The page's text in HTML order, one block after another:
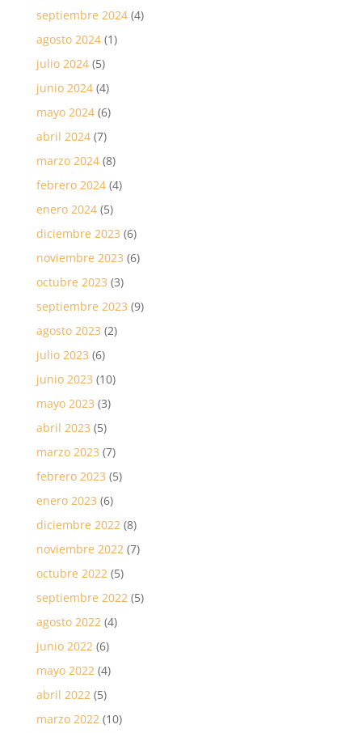
septiembre 2024(4)
agosto 2024(1)
julio 2024(5)
junio 2024(4)
mayo 2024(6)
abril 2024(7)
marzo 2024(8)
febrero 2024(4)
enero 2024(5)
diciembre 2023 (6)
noviembre 2023 (6)
octubre 2023 (3)
septiembre 2023 (9)
agosto 2023 (2)
julio 2023 (6)
junio 2023 (10)
mayo 2023 (3)
abril 2023 (5)
marzo 2023 (7)
febrero 2023 (5)
enero 2023 (6)
diciembre 2022(8)
noviembre 2022(7)
octubre 2022(5)
septiembre 2022(5)
agosto 2022(4)
junio 2022(6)
mayo 2022(4)
abril 2022(5)
marzo 2022(10)